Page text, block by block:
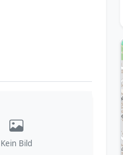
Kein Bild